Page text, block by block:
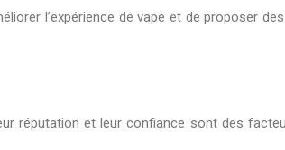
l’expérience de vape et de proposer
réputation et leur confiance sont des